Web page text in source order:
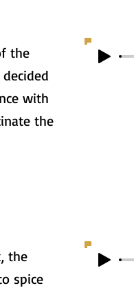
the
with
the
the
spice